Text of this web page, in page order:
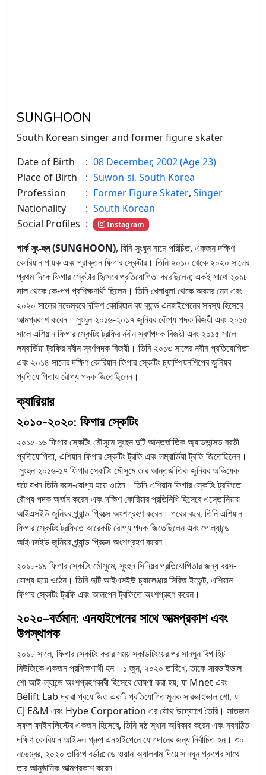
SUNGHOON
South Korean singer and former figure skater
Date of Birth
: 08 December, 2002 (Age 23)
Place of Birth
: Suwon-si, South Korea
Profession
: Former Figure Skater, Singer
Nationality
: South Korean
Social Profiles : Instagram
পার্ক সুং-হুন (SUNGHOON), যিনি সুংঘুন নামে পরিচিত, একজন দক্ষিণ
কোরিয়ান গায়ক এবং প্রাক্তন ফিগার স্কেটার। তিনি ২০১০ থেকে ২০২০ সালের
প্রথম দিকে ফিগার স্কেটার হিসেবে প্রতিযোগিতা করেছিলেন; একই সাথে ২০১৮
সাল থেকে কে-পপ প্রশিক্ষণার্থী ছিলেন। তিনি খেলাধুলা থেকে অবসর নেন এবং
২০২০ সালের নভেম্বরে দক্ষিণ কোরিয়ান বয় ব্যান্ড এনহাইপেনের সদস্য হিসেবে
আত্মপ্রকাশ করেন। সুংঘুন ২০১৬-২০১৭ জুনিয়র রৌপ্য পদক বিজয়ী এবং ২০১৫
সালে এশিয়ান ফিগার স্কেটিং ট্রফির নবীন স্বর্ণপদক বিজয়ী এবং ২০১৫ সালে
লম্বার্ডিয়া ট্রফির নবীন স্বর্ণপদক বিজয়ী। তিনি ২০১৩ সালের নবীন প্রতিযোগিতা
এবং ২০১৪ সালের দক্ষিণ কোরিয়ান ফিগার স্কেটিং চ্যাম্পিয়নশিপের জুনিয়র
প্রতিযোগিতায় রৌপ্য পদক জিতেছিলেন।
ক্যারিয়ার
২০১০-২০২০: ফিগার স্কেটিং
২০১৫-১৬ ফিগার স্কেটিং মৌসুমে সুংহুন দুটি আন্তর্জাতিক অ্যাডভান্সড ব্রতী
প্রতিযোগিতা, এশিয়ান ফিগার স্কেটিং ট্রফি এবং লম্বার্ডিয়া ট্রফি জিতেছিলেন।
সুংহুন ২০১৬-১৭ ফিগার স্কেটিং মৌসুমে তার আন্তর্জাতিক জুনিয়র অভিষেক
ঘটে যখন তিনি বয়স-যোগ্য হয়ে ওঠেন। তিনি এশিয়ান ফিগার স্কেটিং ট্রফিতে
রৌপ্য পদক অর্জন করেন এবং দক্ষিণ কোরিয়ার প্রতিনিধি হিসেবে এস্তোনিয়ায়
আইএসইউ জুনিয়র গ্র্যান্ড প্রিক্সে অংশগ্রহণ করেন। পরের বছর, তিনি এশিয়ান
ফিগার স্কেটিং ট্রফিতে আরেকটি রৌপ্য পদক জিতেছিলেন এবং পোল্যান্ডে
আইএসইউ জুনিয়র গ্র্যান্ড প্রিক্সে অংশগ্রহণ করেন।
২০১৮-১৯ ফিগার স্কেটিং মৌসুমে, সুংহুন সিনিয়র প্রতিযোগিতার জন্য বয়স-
যোগ্য হয়ে ওঠেন। তিনি দুটি আইএসইউ চ্যালেঞ্জার সিরিজ ইভেন্ট, এশিয়ান
ফিগার স্কেটিং ট্রফি এবং আলপেন ট্রফিতে অংশগ্রহণ করেন।
২০২০–বর্তমান: এনহাইপেনের সাথে আত্মপ্রকাশ এবং
উপস্থাপক
২০১৮ সালে, ফিগার স্কেটিং করার সময় স্কাউটিংয়ের পর সানঘুন বিগ হিট
মিউজিকে একজন প্রশিক্ষণার্থী হন। ১ জুন, ২০২০ তারিখে, তাকে সারভাইভাল
শো আই-ল্যান্ডে অংশগ্রহণকারী হিসেবে ঘোষণা করা হয়, যা Mnet এবং
Belift Lab দ্বারা প্রযোজিত একটি প্রতিযোগিতামূলক সারভাইভাল শো, যা
CJ E&M এবং Hybe Corporation এর যৌথ উদ্যোগে তৈরি। সাতজন
সফল ফাইনালিস্টের একজন হিসেবে, তিনি ষষ্ঠ স্থান অধিকার করেন এবং নবগঠিত
দক্ষিণ কোরিয়ান আইডল গ্রুপ এনহাইপেনে যোগদানের জন্য নির্বাচিত হন। ৩০
নভেম্বর, ২০২০ তারিখে বর্ডার: ডে ওয়ান অ্যালবাম দিয়ে সানঘুন গ্রুপের সাথে
তার আনুষ্ঠানিক আত্মপ্রকাশ করেন।